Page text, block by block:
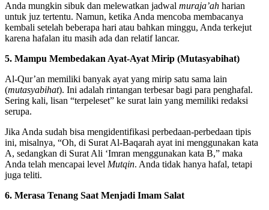
Anda mungkin sibuk dan melewatkan jadwal muraja’ah harian
untuk juz tertentu. Namun, ketika Anda mencoba membacanya
kembali setelah beberapa hari atau bahkan minggu, Anda terkejut
karena hafalan itu masih ada dan relatif lancar.
5. Mampu Membedakan Ayat-Ayat Mirip (Mutasyabihat)
Al-Qur’an memiliki banyak ayat yang mirip satu sama lain
(mutasyabihat). Ini adalah rintangan terbesar bagi para penghafal.
Sering kali, lisan “terpeleset” ke surat lain yang memiliki redaksi
serupa.
Jika Anda sudah bisa mengidentifikasi perbedaan-perbedaan tipis
ini, misalnya, “Oh, di Surat Al-Baqarah ayat ini menggunakan kata
A, sedangkan di Surat Ali ‘Imran menggunakan kata B,” maka
Anda telah mencapai level Mutqin. Anda tidak hanya hafal, tetapi
juga teliti.
6. Merasa Tenang Saat Menjadi Imam Salat